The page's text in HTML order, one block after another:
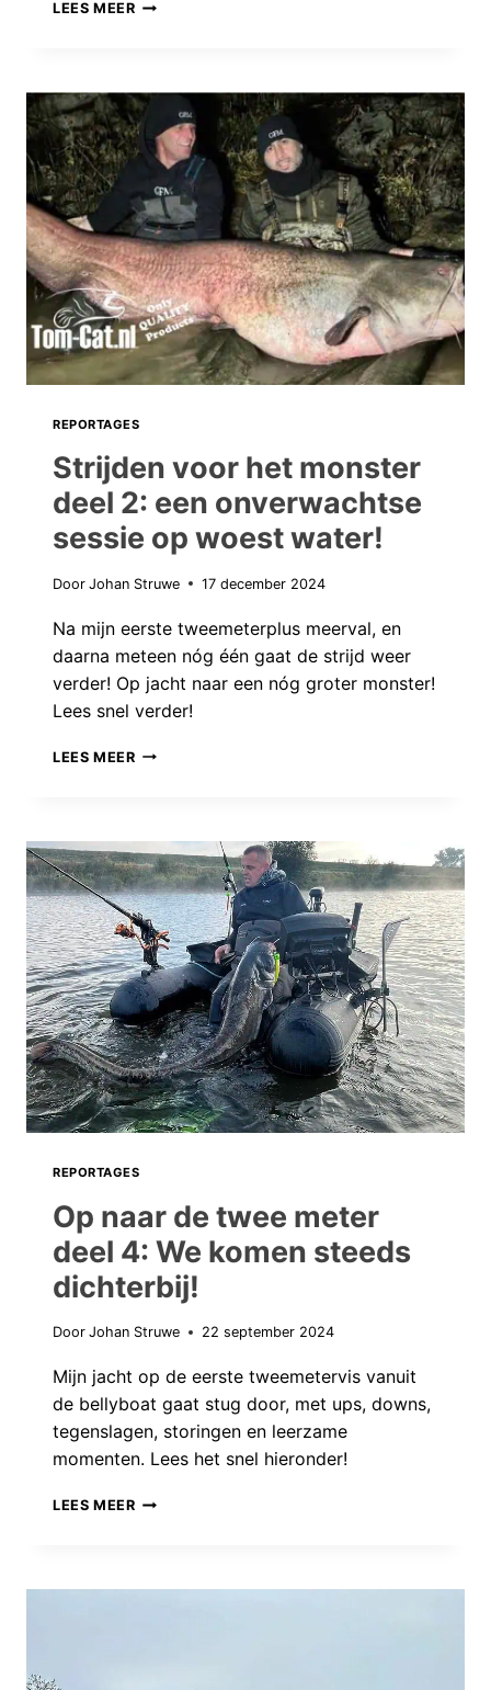
LEES MEERSTRIJDEN
MONSTER:
WAAR
GAAT
IN
GODSNAAM
OOIT
STOPPEN?
REPORTAGES
Strijden voor het monster
deel 2: een onverwachtse
sessie op woest water!
Door Johan Struwe 17 december 2024
Na mijn eerste tweemeterplus meerval, en
daarna meteen nóg één gaat de strijd weer
verder! Op jacht naar een nóg groter monster!
Lees snel verder!
LEES MEERSTRIJDEN
DEEL
2:
EEN
ONVERWACHTSE
SESSIE
OP
WOEST
WATER!
REPORTAGES
Op naar de twee meter
deel 4: We komen steeds
dichterbij!
Door Johan Struwe 22 september 2024
Mijn jacht op de eerste tweemetervis vanuit
de bellyboat gaat stug door, met ups, downs,
tegenslagen, storingen en leerzame
momenten. Lees het snel hieronder!
LEES MEEROP
TWEE